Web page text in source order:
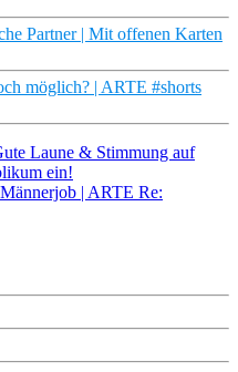
Partner | Mit offenen Karten
möglich? | ARTE #shorts
Laune & Stimmung auf
ein!
| ARTE Re: